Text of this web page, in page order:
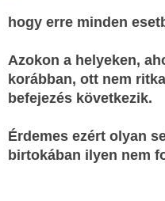
hogy erre minden
Azokon a helyeken,
korábban, ott nem
befejezés következik.
Érdemes ezért olyan
birtokában ilyen nem